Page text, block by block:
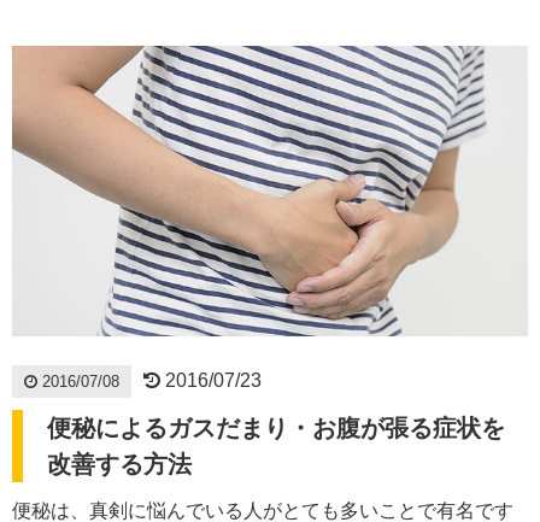
2016/07/08 2016/07/23
便秘によるガスだまり・お腹が張る症状を
改善する方法
便秘は、真剣に悩んでいる人がとても多いことで有名です